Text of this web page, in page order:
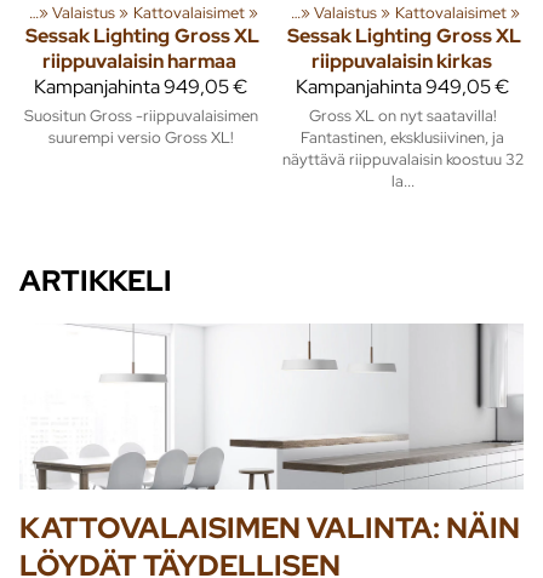
‪»Valaistus‪» Kattovalaisimet‪»
Sessak Lighting Gross XL
riippuvalaisin harmaa
Kampanjahinta949,05 €
Suositun Gross -riippuvalaisimen
suurempi versio Gross XL!
Tuoteryhmiä ja tuotteita‪» Sisusta‪»Valaistus‪» Kattovalaisimet‪»
Sessak Lighting Gross XL
riippuvalaisin kirkas
Kampanjahinta949,05 €
Gross XL on nyt saatavilla!
Fantastinen, eksklusiivinen, ja
näyttävä riippuvalaisin koostuu 32
la...
ARTIKKELI
KATTOVALAISIMEN VALINTA: NÄIN
LÖYDÄT TÄYDELLISEN